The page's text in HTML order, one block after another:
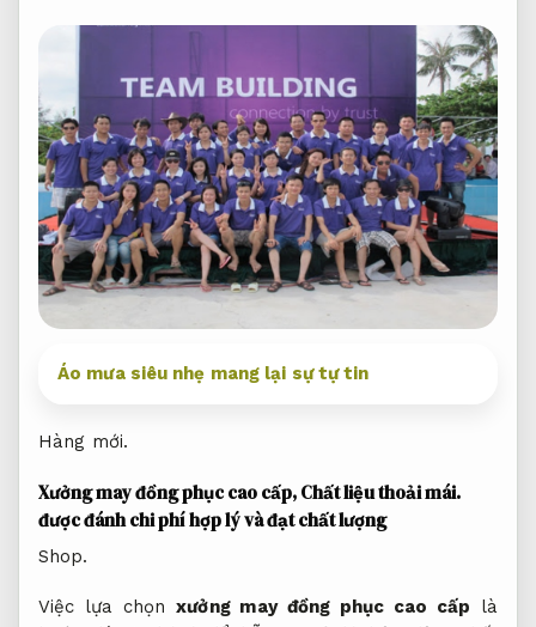
Áo mưa siêu nhẹ mang lại sự tự tin
Hàng mới.
Xưởng may đồng phục cao cấp,Chất liệu thoải mái.
được đánh chi phí hợp lý và đạt chất lượng
Shop.
Việc lựa chọnxưởng may đồng phục cao cấp là